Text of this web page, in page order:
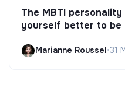
The MBTI
yourself better to be
Marianne Roussel•31